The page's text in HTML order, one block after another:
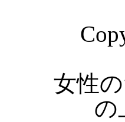
女性
の